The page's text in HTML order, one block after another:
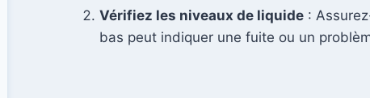
Vérifiez les niveaux de liquide :
bas peut indiquer une fuite ou un